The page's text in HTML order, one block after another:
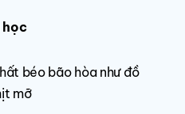
học
béo bão hòa như đồ
mỡ